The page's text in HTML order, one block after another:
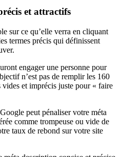
et attractifs
sur ce qu’elle verra en cliquant
termes précis qui définissent
engager une personne pour
n’est pas de remplir les 160
vides et imprécis juste pour « faire
peut pénaliser votre méta
comme trompeuse ou vide de
taux de rebond sur votre site